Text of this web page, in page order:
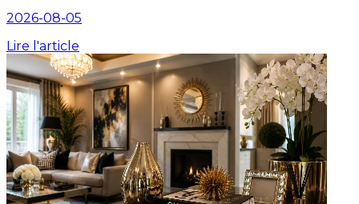
2026-08-05
Lire l'article